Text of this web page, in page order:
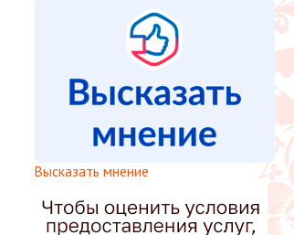
Высказать мнение